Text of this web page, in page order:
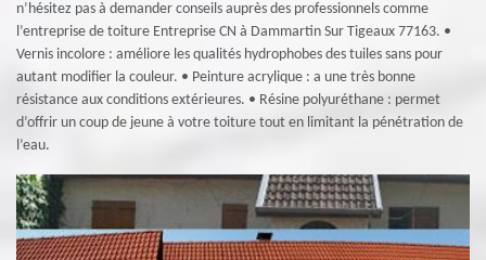
n’hésitez pas à demander conseils auprès des professionnels comme
l’entreprise de toiture Entreprise CN à Dammartin Sur Tigeaux 77163. •
Vernis incolore : améliore les qualités hydrophobes des tuiles sans pour
autant modifier la couleur. • Peinture acrylique : a une très bonne
résistance aux conditions extérieures. • Résine polyuréthane : permet
d’offrir un coup de jeune à votre toiture tout en limitant la pénétration de
l’eau.